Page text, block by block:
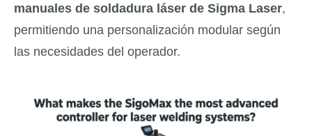
manuales de soldadura láser de Sigma Laser,
permitiendo una personalización modular según
las necesidades del operador.